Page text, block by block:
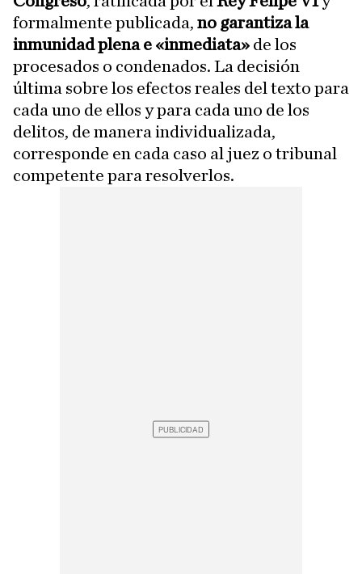
formalmente publicada, no garantiza la
inmunidad plena e «inmediata» de los
procesados o condenados. La decisión
última sobre los efectos reales del texto para
cada uno de ellos y para cada uno de los
delitos, de manera individualizada,
corresponde en cada caso al juez o tribunal
competente para resolverlos.